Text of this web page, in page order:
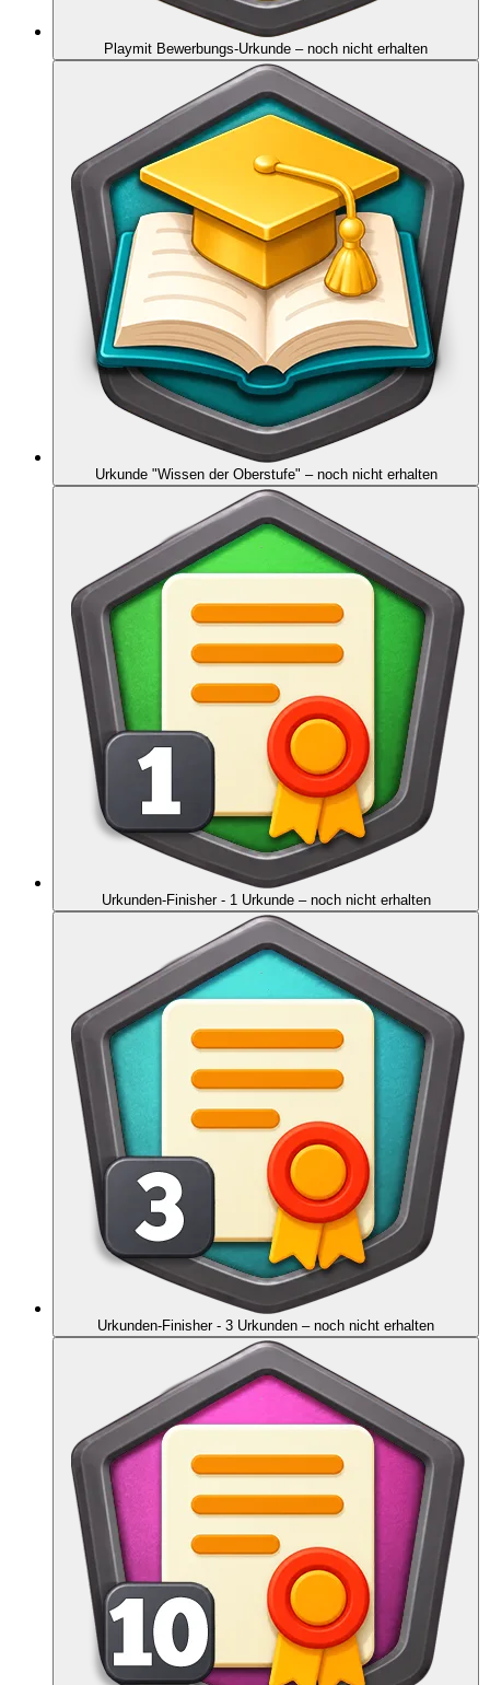
Playmit Bewerbungs-Urkunde – noch nicht erhalten
Urkunde "Wissen der Oberstufe" – noch nicht erhalten
Urkunden-Finisher - 1 Urkunde – noch nicht erhalten
Urkunden-Finisher - 3 Urkunden – noch nicht erhalten